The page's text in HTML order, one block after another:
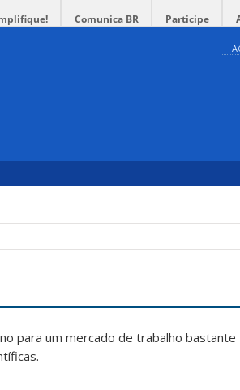
Comunica BR Participe
para um mercado de trabalho bastante